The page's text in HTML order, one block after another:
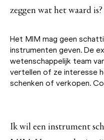
zeggen wat het waard is?
Het MIM mag geen
instrumenten geven. De
wetenschappelijk team
vertellen of ze interesse
schenken of verkopen.
Ik wil een instrument